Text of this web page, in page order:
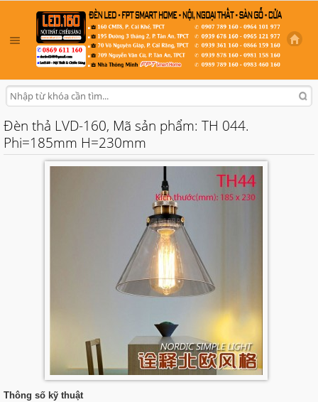
Đèn thả LVD-160, Mã sản phẩm: TH 044.
Phi=185mm H=230mm
Thông số kỹ thuật